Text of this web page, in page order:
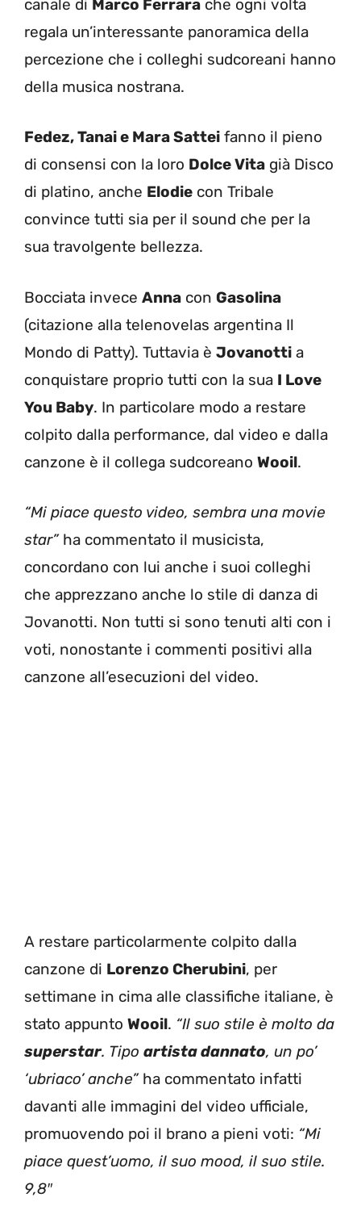
canale di Marco Ferrara che ogni volta
regala un’interessante panoramica della
percezione che i colleghi sudcoreani hanno
della musica nostrana.
Fedez, Tanai e Mara Sattei fanno il pieno
di consensi con la loro DolceVita già Disco
di platino, anche Elodie con Tribale
convince tutti sia per il sound che per la
sua travolgente bellezza.
Bocciata invece Anna con Gasolina
(citazione alla telenovelas argentina Il
Mondo di Patty). Tuttavia è Jovanotti a
conquistare proprio tutti con la sua I Love
You Baby. In particolare modo a restare
colpito dalla performance, dal video e dalla
canzone è il collega sudcoreano Wooil.
“Mi piace questo video, sembra una movie
star”ha commentato il musicista,
concordano con lui anche i suoi colleghi
che apprezzano anche lo stile di danza di
Jovanotti. Non tutti si sono tenuti alti con i
voti, nonostante i commenti positivi alla
canzone all’esecuzioni del video.
A restare particolarmente colpito dalla
canzone di Lorenzo Cherubini, per
settimane in cima alle classifiche italiane, è
stato appunto Wooil. “Il suo stile è molto da
superstar. Tipo artista dannato, un po’
‘ubriaco’ anche”ha commentato infatti
davanti alle immagini del video ufficiale,
promuovendo poi il brano a pieni voti: “Mi
piace quest’uomo, il suo mood, il suo stile.
9,8″